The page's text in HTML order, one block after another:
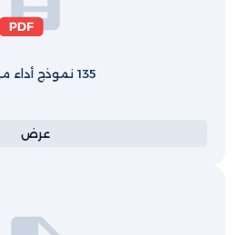
135 نموذج أداء مهمة
عرض